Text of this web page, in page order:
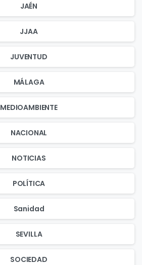
JAÉN
JJAA
JUVENTUD
MÁLAGA
MEDIOAMBIENTE
NACIONAL
NOTICIAS
POLÍTICA
Sanidad
SEVILLA
SOCIEDAD